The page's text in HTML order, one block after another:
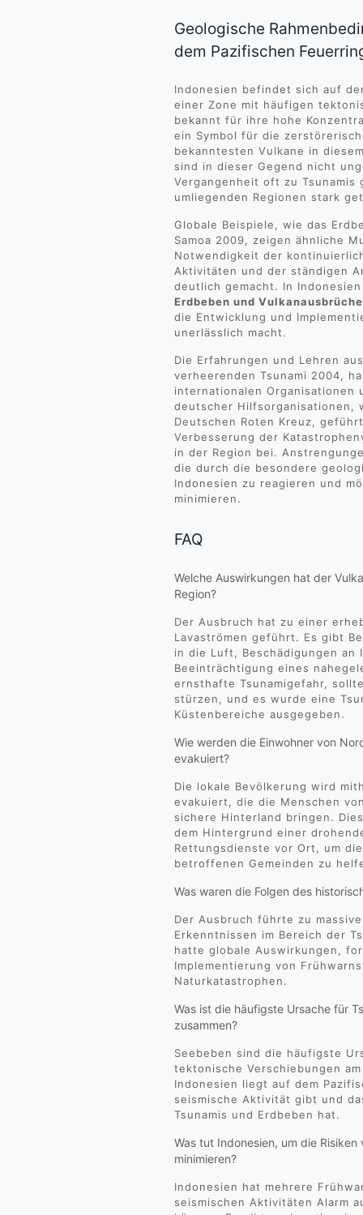
Geologische
dem Pazifischen
Indonesien befindet sich auf
einer Zone mit häufigen
bekannt für ihre hohe
ein Symbol für die
bekanntesten Vulkane in
sind in dieser Gegend nicht
Vergangenheit oft zu
umliegenden Regionen stark
Globale Beispiele, wie das
Samoa 2009, zeigen ähnliche
Notwendigkeit der
Aktivitäten und der ständigen
deutlich gemacht. In
Erdbeben und
die Entwicklung und
unerlässlich macht.
Die Erfahrungen und Lehren
verheerenden Tsunami 2004,
internationalen Organisationen
deutscher Hilfsorganisationen,
Deutschen Roten Kreuz,
Verbesserung der
in der Region bei.
die durch die besondere
Indonesien zu reagieren und
minimieren.
FAQ
Welche Auswirkungen hat der
Region?
Der Ausbruch hat zu einer
Lavaströmen geführt. Es gibt
in die Luft, Beschädigungen
Beeinträchtigung eines
ernsthafte Tsunamigefahr,
stürzen, und es wurde eine
Küstenbereiche ausgegeben.
Wie werden die Einwohner von
evakuiert?
Die lokale Bevölkerung wird
evakuiert, die die Menschen
sichere Hinterland bringen.
dem Hintergrund einer
Rettungsdienste vor Ort, um
betroffenen Gemeinden zu
Was waren die Folgen des
Der Ausbruch führte zu
Erkenntnissen im Bereich der
hatte globale Auswirkungen,
Implementierung von
Naturkatastrophen.
Was ist die häufigste Ursache für
zusammen?
Seebeben sind die häufigste
tektonische Verschiebungen
Indonesien liegt auf dem
seismische Aktivität gibt und
Tsunamis und Erdbeben hat.
Was tut Indonesien, um die
minimieren?
Indonesien hat mehrere
seismischen Aktivitäten Alarm